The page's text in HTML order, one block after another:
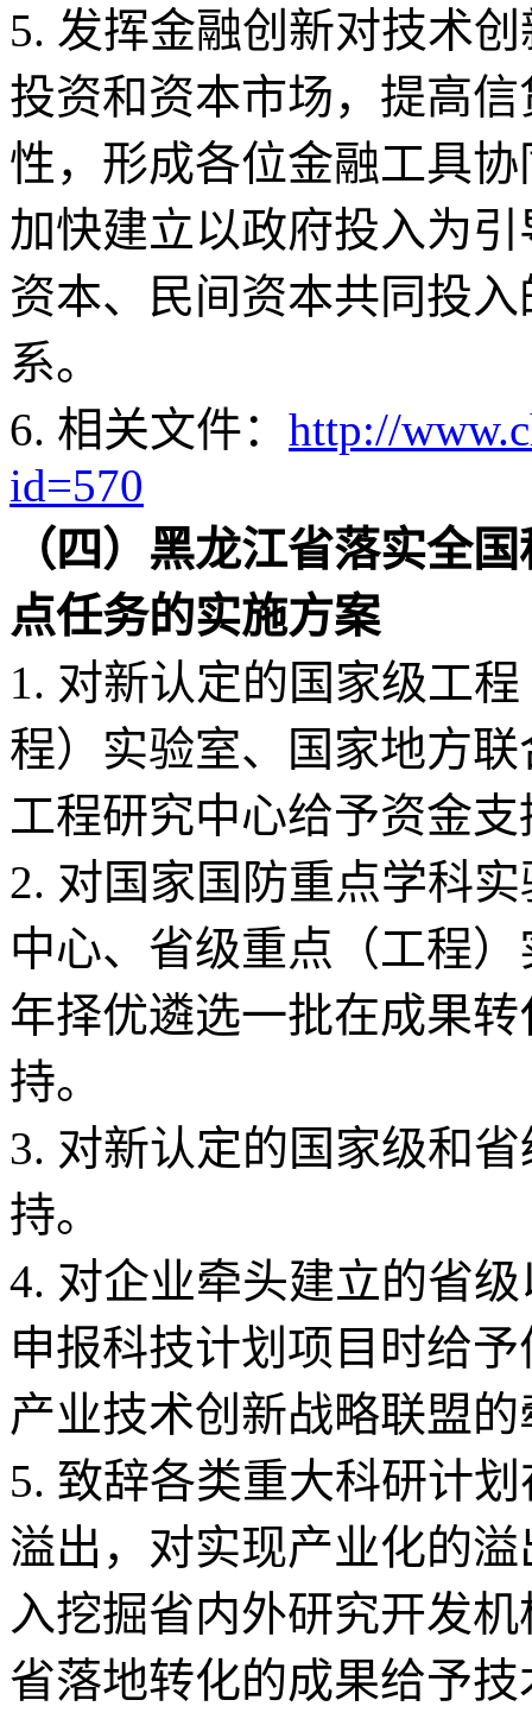
5. 发挥金融创新对技术
投资和资本市场，提高
性，形成各位金融工具
加快建立以政府投入为
资本、民间资本共同投
系。
6. 相关文件： http://
id=570
（四）黑龙江省落实全
点任务的实施方案
1. 对新认定的国家级工
程）实验室、国家地方
工程研究中心给予资金支
2. 对国家国防重点学科
中心、省级重点（工程
年择优遴选一批在成果
持。
3. 对新认定的国家级和
持。
4. 对企业牵头建立的省
申报科技计划项目时给
产业技术创新战略联盟
5. 致辞各类重大科研计
溢出，对实现产业化的
入挖掘省内外研究开发
省落地转化的成果给予